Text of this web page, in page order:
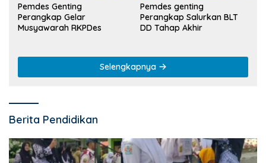
Pemdes Genting
Perangkap Gelar
Musyawarah RKPDes
Pemdes genting
Perangkap Salurkan BLT
DD Tahap Akhir
Selengkapnya
Berita Pendidikan